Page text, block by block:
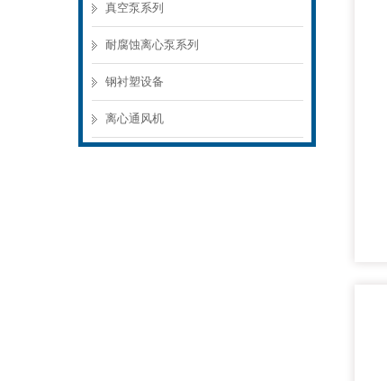
真空泵系列
耐腐蚀离心泵系列
钢衬塑设备
离心通风机